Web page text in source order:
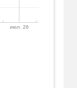
июл. 26